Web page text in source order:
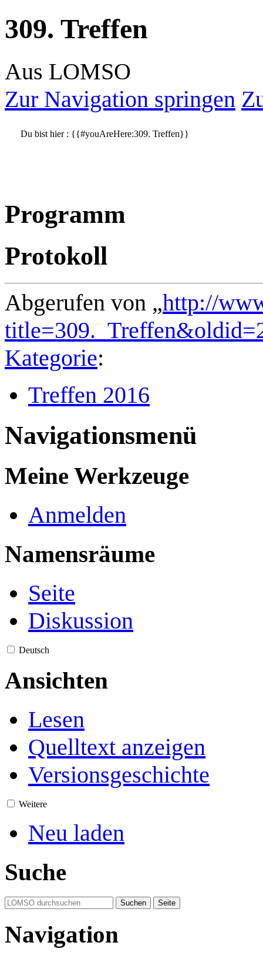
309. Treffen
Aus LOMSO
Zur Navigation springen
Du bist hier : {{#youAreHere:309. Treffen}}
Programm
Protokoll
Abgerufen von „http://
Kategorie:
Treffen 2016
Navigationsmenü
Meine Werkzeuge
Anmelden
Namensräume
Seite
Diskussion
Deutsch
Ansichten
Lesen
Quelltext anzeigen
Versionsgeschichte
Weitere
Neu laden
Suche
Navigation